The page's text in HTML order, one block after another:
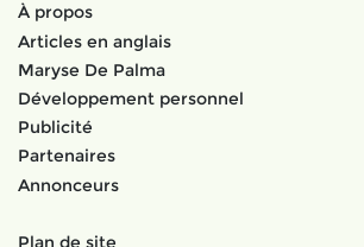
À propos
Articles en anglais
Maryse De Palma
Développement personnel
Publicité
Partenaires
Annonceurs
Plan de site